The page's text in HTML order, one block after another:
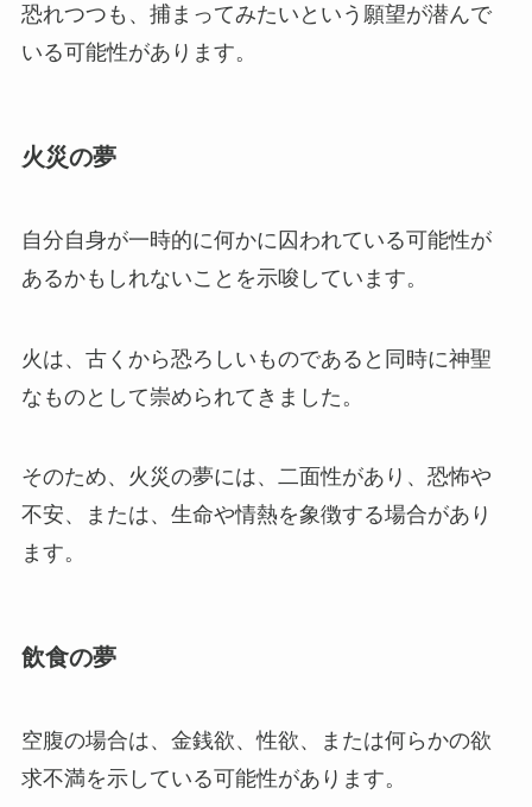
恐れつつも、捕まってみたいという願望が潜んで
いる可能性があります。
火災の夢
自分自身が一時的に何かに囚われている可能性が
あるかもしれないことを示唆しています。
火は、古くから恐ろしいものであると同時に神聖
なものとして崇められてきました。
そのため、火災の夢には、二面性があり、恐怖や
不安、または、生命や情熱を象徴する場合があり
ます。
飲食の夢
空腹の場合は、金銭欲、性欲、または何らかの欲
求不満を示している可能性があります。